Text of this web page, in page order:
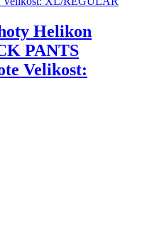
Helikon
PANTS
Velikost: